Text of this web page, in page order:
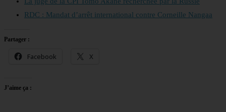
RDC : Mandat d’arrêt international contre Corneille Nangaa
Partager :
Facebook X
J’aime ça :